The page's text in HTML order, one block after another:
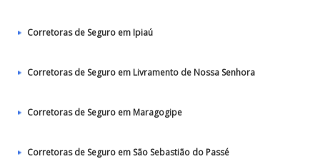
Corretoras de Seguro em Ipiaú
Corretoras de Seguro em Livramento de Nossa Senhora
Corretoras de Seguro em Maragogipe
Corretoras de Seguro em São Sebastião do Passé